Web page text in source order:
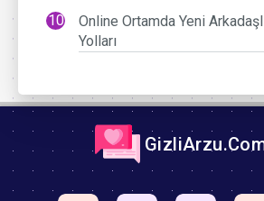
Online Ortamda Yeni
Yolları